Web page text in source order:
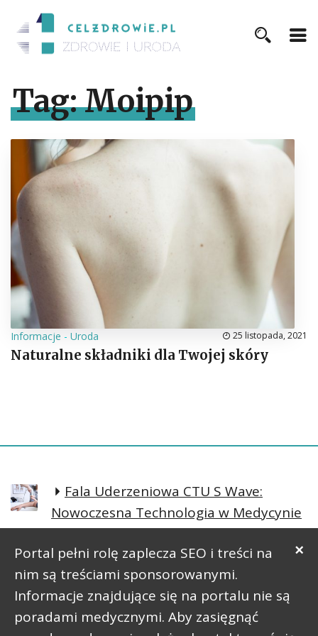
×
Portal pełni rolę zaplecza SEO i treści na
nim są treściami sponsorowanymi.
Informacje znajdujące się na portalu nie są
poradami medycznymi. Aby zasięgnąć
Tag:Moipip
Informacje - Uroda 25 listopada, 2021
Naturalne składniki dla Twojej skóry
Fala Uderzeniowa CTU S Wave:
Nowoczesna Technologia w Medycynie
Regeneracyjnej
Prosta postawa lepsze samopoczucie